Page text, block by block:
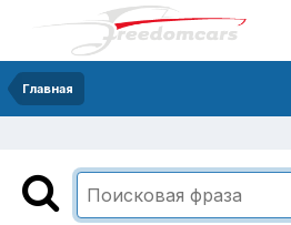
Главная